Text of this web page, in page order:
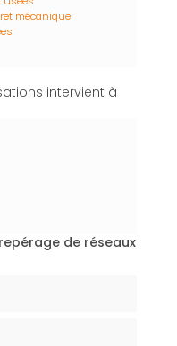
mécanique
intervient à
de réseaux